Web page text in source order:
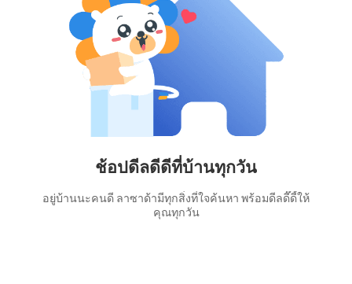
ช้อปดีลดีดีที่บ้านทุกวัน
อยู่บ้านนะคนดี ลาซาด้ามีทุกสิ่งที่ใจค้นหา พร้อมดีลดี๊ดี้ให้
คุณทุกวัน